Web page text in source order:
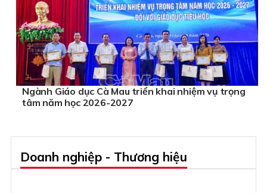
Ngành Giáo dục Cà Mau triển khai nhiệm vụ trọng
tâm năm học 2026-2027
Doanh nghiệp - Thương hiệu